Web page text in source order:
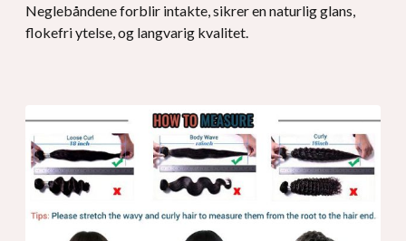
Neglebåndene forblir intakte, sikrer en naturlig glans,
flokefri ytelse, og langvarig kvalitet.